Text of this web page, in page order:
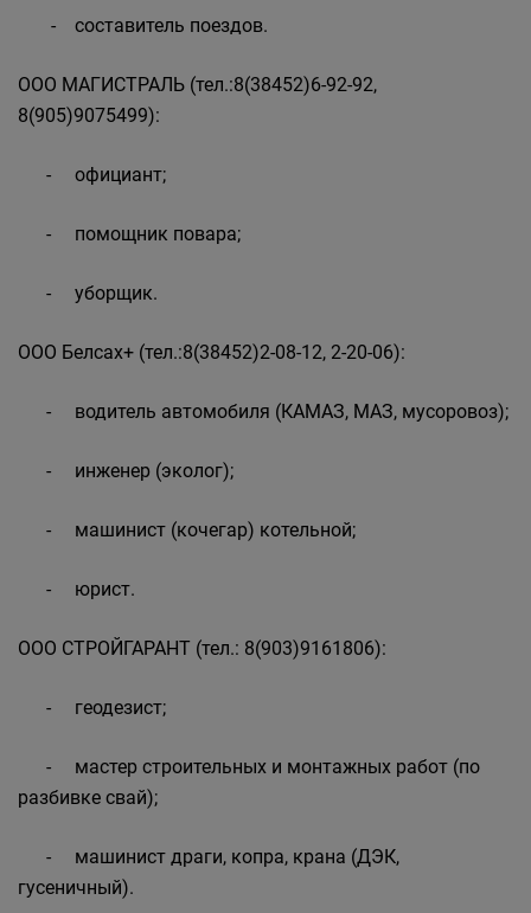
- составитель поездов.
ООО МАГИСТРАЛЬ (тел.:8(38452)6-92-92,
8(905)9075499):
- официант;
- помощник повара;
- уборщик.
ООО Белсах+ (тел.:8(38452)2-08-12, 2-20-06):
- водитель автомобиля (КАМАЗ, МАЗ, мусоровоз);
- инженер (эколог);
- машинист (кочегар) котельной;
- юрист.
ООО СТРОЙГАРАНТ (тел.: 8(903)9161806):
- геодезист;
- мастер строительных и монтажных работ (по
разбивке свай);
- машинист драги, копра, крана (ДЭК,
гусеничный).